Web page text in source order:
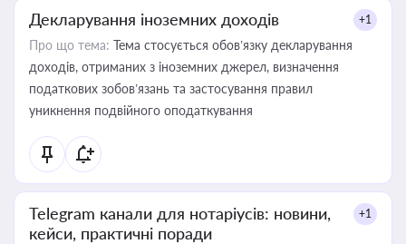
Декларування іноземних доходів +1
Про що тема: Тема стосується обов’язку декларування
доходів, отриманих з іноземних джерел, визначення
податкових зобов’язань та застосування правил
уникнення подвійного оподаткування
Telegram канали для нотаріусів: новини,
кейси, практичні поради
+1